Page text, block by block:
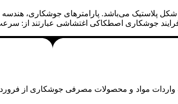
می‌باشد. پارامترهای جوشکاری، هندسه
جوشکاری اصطکاکی اغتشاشی عبارتند از: